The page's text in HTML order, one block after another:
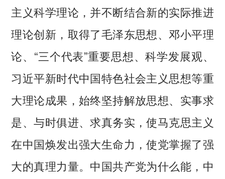
主义科学理论，并不断结合新的实际推进
理论创新，取得了毛泽东思想、邓小平理
论、“三个代表”重要思想、科学发展观、
习近平新时代中国特色社会主义思想等重
大理论成果，始终坚持解放思想、实事求
是、与时俱进、求真务实，使马克思主义
在中国焕发出强大生命力，使党掌握了强
大的真理力量。中国共产党为什么能，中